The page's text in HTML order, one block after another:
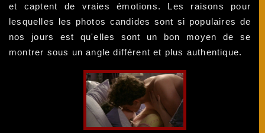
et captent de vraies émotions. Les raisons pour
lesquelles les photos candides sont si populaires de
nos jours est qu'elles sont un bon moyen de se
montrer sous un angle différent et plus authentique.